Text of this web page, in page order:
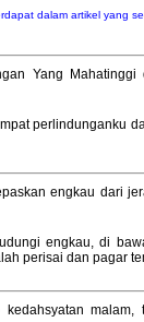
dalam artikel yang
Yang Mahatinggi
perlindunganku
engkau dari
engkau, di
perisai dan pagar
malam,